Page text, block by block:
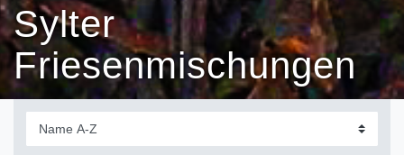
Sylter
Friesenmischungen